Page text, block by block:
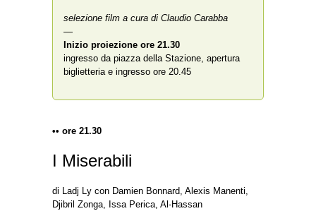
selezione film a cura di Claudio Carabba
—
Inizio proiezione ore 21.30
ingresso da piazza della Stazione, apertura
biglietteria e ingresso ore 20.45
•• ore 21.30
I Miserabili
di Ladj Ly con Damien Bonnard, Alexis Manenti,
Djibril Zonga, Issa Perica, Al-Hassan